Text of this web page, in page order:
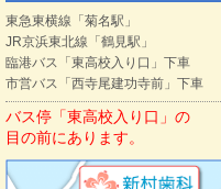
東急東横線「菊名駅」
JR京浜東北線「鶴見駅」
臨港バス「東高校入り口」下車
市営バス「西寺尾建功寺前」下車
バス停「東高校入り口」の
目の前にあります。